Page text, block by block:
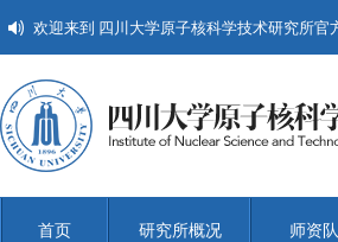
欢迎来到 四川大学原子核科学技术研究所官
首页 研究所概况 师资